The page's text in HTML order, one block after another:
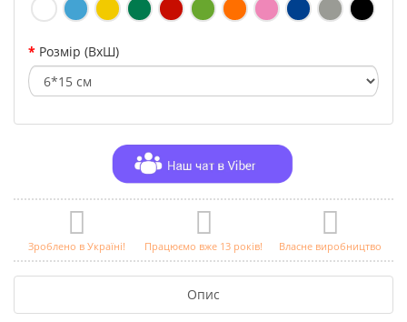
Розмір (ВхШ)
Зроблено в Україні! Працюємо вже 13 років! Власне виробництво
Опис